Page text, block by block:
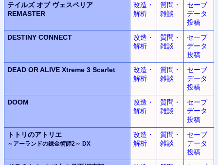
テイルズ オブ ヴェスペリア
REMASTER
改造・
解析
質問・
雑談
セーブ
データ
投稿
DESTINY CONNECT
改造・
解析
質問・
雑談
セーブ
データ
投稿
DEAD OR ALIVE Xtreme 3 Scarlet
改造・
解析
質問・
雑談
セーブ
データ
投稿
DOOM
改造・
解析
質問・
雑談
セーブ
データ
投稿
トトリのアトリエ
～アーランドの錬金術師2～ DX
改造・
解析
質問・
雑談
セーブ
データ
投稿